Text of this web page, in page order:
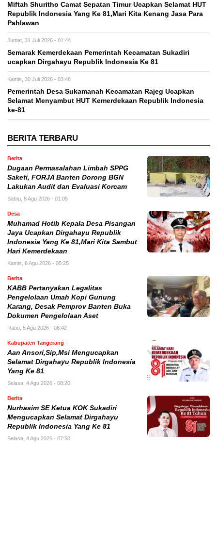
Miftah Shuritho Camat Sepatan Timur Ucapkan Selamat HUT
Republik Indonesia Yang Ke 81,Mari Kita Kenang Jasa Para
Pahlawan
Jumat, 31 Juli 2026 - 01:44
Semarak Kemerdekaan Pemerintah Kecamatan Sukadiri
ucapkan Dirgahayu Republik Indonesia Ke 81
Kamis, 30 Juli 2026 - 03:48
Pemerintah Desa Sukamanah Kecamatan Rajeg Ucapkan
Selamat Menyambut HUT Kemerdekaan Republik Indonesia
ke-81
BERITA TERBARU
Berita
Dugaan Permasalahan Limbah SPPG
Saketi, FORJA Banten Dorong BGN
Lakukan Audit dan Evaluasi Korcam
Sabtu, 8 Agu 2026 - 01:05
Desa
Muhamad Hotib Kepala Desa Pisangan
Jaya Ucapkan Dirgahayu Republik
Indonesia Yang Ke 81,Mari Kita Sambut
Hari Kemerdekaan
Kamis, 6 Agu 2026 - 05:25
Berita
KABB Pertanyakan Legalitas
Pengelolaan Umah Kopi Gunung
Karang, Desak Pemprov Banten Buka
Dokumen Pengelolaan Aset
Rabu, 5 Agu 2026 - 08:42
Kabupaten Tangerang
Aan Ansori,Sip,Msi Mengucapkan
Selamat Dirgahayu Republik Indonesia
Yang Ke 81
Selasa, 4 Agu 2026 - 08:20
Berita
Nurhasim SE Ketua KOK Sukadiri
Mengucapkan Selamat Dirgahayu
Republik Indonesia Yang Ke 81
Selasa, 4 Agu 2026 - 07:50